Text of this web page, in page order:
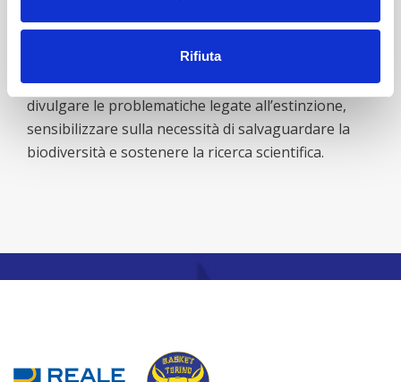
Rifiuta
alle tematiche della conservazione - dai quali sono
separati solo da elementi naturali quali piante,
rocce, corsi d’acqua o staccionate - al fine di
divulgare le problematiche legate all’estinzione,
sensibilizzare sulla necessità di salvaguardare la
biodiversità e sostenere la ricerca scientifica.